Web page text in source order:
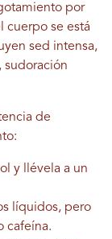
por
cuerpo se está
sed intensa,
sudoración
de
y llévela a un
líquidos, pero
cafeína.